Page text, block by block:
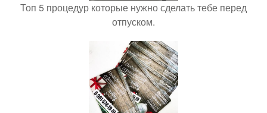
Топ 5 процедур которые нужно сделать тебе перед
отпуском.